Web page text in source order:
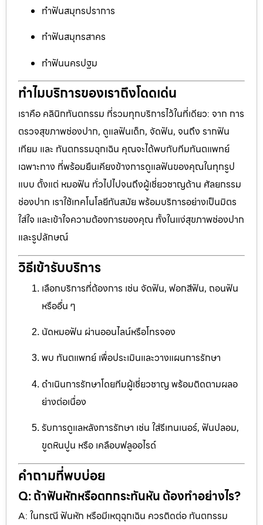
ทำฟันสมุทรปราการ
ทำฟันสมุทรสาคร
ทำฟันนครปฐม
ทำไมบริการของเราถึงโดดเด่น
เราคือ คลินิกทันตกรรม ที่รวมทุกบริการไว้ในที่เดียว: จาก การ
ตรวจสุขภาพช่องปาก, ดูแลฟันเด็ก, จัดฟัน, จนถึง รากฟัน
เทียม และ ทันตกรรมฉุกเฉิน คุณจะได้พบกับทีมทันตแพทย์
เฉพาะทาง ที่พร้อมยืนเคียงข้างการดูแลฟันของคุณในทุกรูป
แบบ ตั้งแต่ หมอฟัน ทั่วไปไปจนถึงผู้เชี่ยวชาญด้าน ศัลยกรรม
ช่องปาก เราใช้เทคโนโลยีทันสมัย พร้อมบริการอย่างเป็นมิตร
ใส่ใจ และเข้าใจความต้องการของคุณ ทั้งในแง่สุขภาพช่องปาก
และรูปลักษณ์
วิธีเข้ารับบริการ
เลือกบริการที่ต้องการ เช่น จัดฟัน, ฟอกสีฟัน, ถอนฟัน
หรืออื่น ๆ
นัดหมอฟัน ผ่านออนไลน์หรือโทรจอง
พบ ทันตแพทย์ เพื่อประเมินและวางแผนการรักษา
ดำเนินการรักษาโดยทีมผู้เชี่ยวชาญ พร้อมติดตามผลอ
ย่างต่อเนื่อง
รับการดูแลหลังการรักษา เช่น ใส่รีเทนเนอร์, ฟันปลอม,
ขูดหินปูน หรือ เคลือบฟลูออไรด์
คำถามที่พบบ่อย
Q: ถ้าฟันหักหรือตกกระทันหัน ต้องทำอย่างไร?
A: ในกรณี ฟันหัก หรือมีเหตุฉุกเฉิน ควรติดต่อ ทันตกรรม